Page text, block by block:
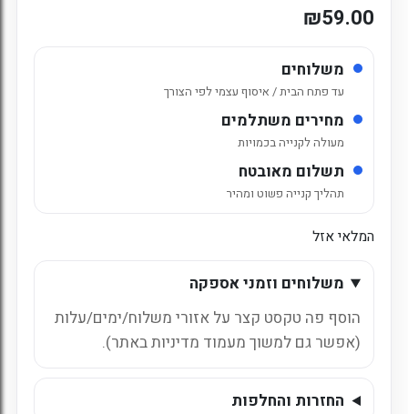
₪59.00
משלוחים
עד פתח הבית / איסוף עצמי לפי הצורך
מחירים משתלמים
מעולה לקנייה בכמויות
תשלום מאובטח
תהליך קנייה פשוט ומהיר
המלאי אזל
משלוחים וזמני אספקה
הוסף פה טקסט קצר על אזורי משלוח/ימים/עלות
(אפשר גם למשוך מעמוד מדיניות באתר).
החזרות והחלפות